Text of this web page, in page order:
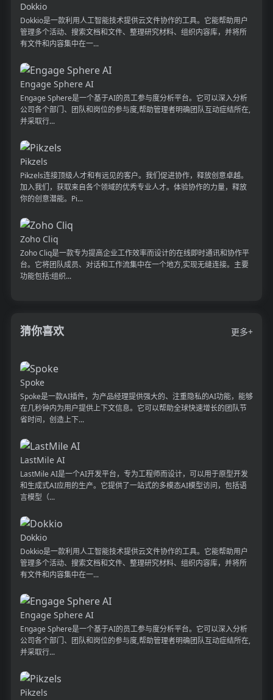
Dokkio
Dokkio是一款利用人工智能技术提供云文件协作的工具。它能帮助用户
管理多个活动、搜索文档和文件、整理研究材料、组织内容库，并将所
有文件和内容集中在一...
Engage Sphere AI
Engage Sphere是一个基于AI的员工参与度分析平台。它可以深入分析
公司各个部门、团队和岗位的参与度,帮助管理者明确团队互动症结所在,
并采取行...
Pikzels
Pikzels连接顶级人才和有远见的客户。我们促进协作，释放创意卓越。
加入我们，获取来自各个领域的优秀专业人才。体验协作的力量，释放
你的创意潜能。Pi...
Zoho Cliq
Zoho Cliq是一款专为提高企业工作效率而设计的在线即时通讯和协作平
台。它将团队成员、对话和工作流集中在一个地方,实现无缝连接。主要
功能包括:组织...
猜你喜欢 更多+
Spoke
Spoke是一款AI插件，为产品经理提供强大的、注重隐私的AI功能，能够
在几秒钟内为用户提供上下文信息。它可以帮助全球快速增长的团队节
省时间，创造上下...
LastMile AI
LastMile AI是一个AI开发平台，专为工程师而设计，可以用于原型开发
和生成式AI应用的生产。它提供了一站式的多模态AI模型访问，包括语
言模型（...
Dokkio
Dokkio是一款利用人工智能技术提供云文件协作的工具。它能帮助用户
管理多个活动、搜索文档和文件、整理研究材料、组织内容库，并将所
有文件和内容集中在一...
Engage Sphere AI
Engage Sphere是一个基于AI的员工参与度分析平台。它可以深入分析
公司各个部门、团队和岗位的参与度,帮助管理者明确团队互动症结所在,
并采取行...
Pikzels